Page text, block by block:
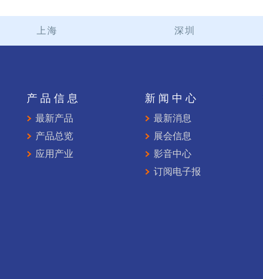
上海 深圳
产品信息
最新产品
产品总览
应用产业
新闻中心
最新消息
展会信息
影音中心
订阅电子报